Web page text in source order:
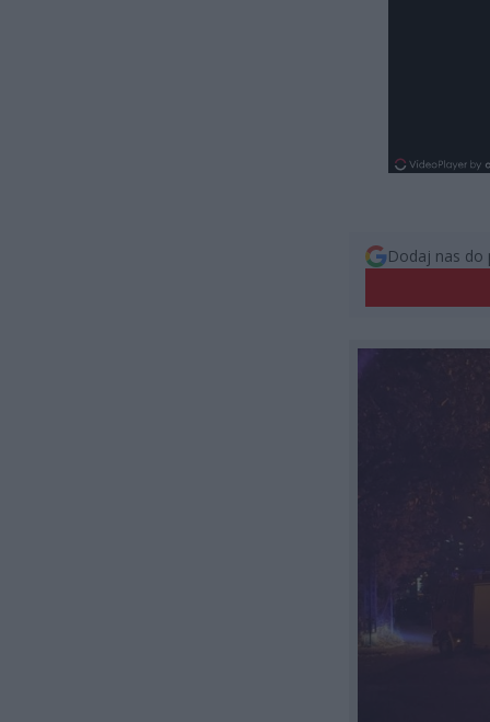
Dodaj nas do